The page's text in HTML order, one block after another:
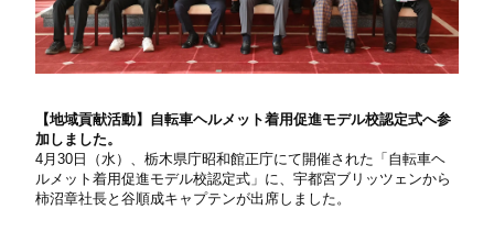
【地域貢献活動】自転車ヘルメット着用促進モデル校認定式へ参
加しました。
4月30日（水）、栃木県庁昭和館正庁にて開催された「自転車ヘ
ルメット着用促進モデル校認定式」に、宇都宮ブリッツェンから
柿沼章社長と谷順成キャプテンが出席しました。